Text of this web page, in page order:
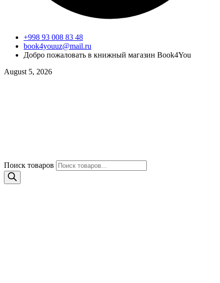
+998 93 008 83 48
book4youuz@mail.ru
Добро пожаловать в книжный магазин Book4You
August 5, 2026
Поиск товаров